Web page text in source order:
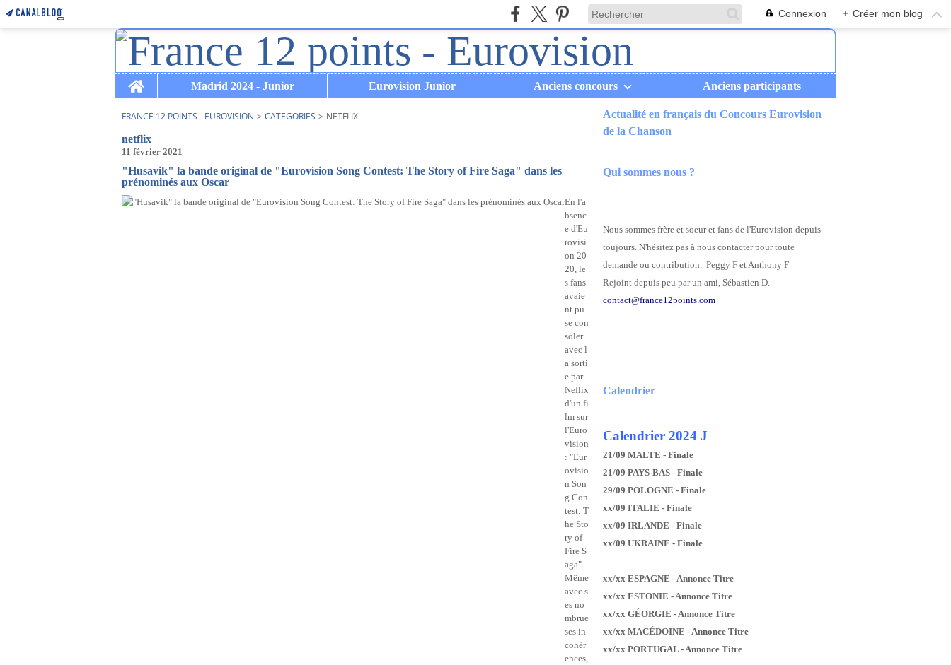
Connexion + Créer mon blog
Home
Madrid 2024 - Junior Eurovision Junior Anciens concours Anciens participants
FRANCE 12 POINTS - EUROVISION > CATEGORIES > NETFLIX
netflix
11 février 2021
"Husavik" la bande original de "Eurovision Song Contest: The Story of Fire Saga" dans les
prénominés aux Oscar
En l'a
bsenc
e d'Eu
rovisi
on 20
20, le
s fans
avaie
nt pu
se con
soler
avec l
a sorti
e par
Neflix
d'un fi
lm sur
l'Euro
vision
: "Eur
ovisio
n Son
g Con
test: T
he Sto
ry of
Fire S
aga".
Même
avec s
es no
mbrue
ses in
cohér
ences,
Actualité en français du Concours Eurovision
de la Chanson
Qui sommes nous ?
Nous sommes frère et soeur et fans de l'Eurovision depuis
toujours. N'hésitez pas à nous contacter pour toute
demande ou contribution. Peggy F et Anthony F
Rejoint depuis peu par un ami, Sébastien D.
contact@france12points.com
Calendrier
Calendrier 2024 J
21/09 MALTE - Finale
21/09 PAYS-BAS - Finale
29/09 POLOGNE - Finale
xx/09 ITALIE - Finale
xx/09 IRLANDE - Finale
xx/09 UKRAINE - Finale
xx/xx ESPAGNE - Annonce Titre
xx/xx ESTONIE - Annonce Titre
xx/xx GÉORGIE - Annonce Titre
xx/xx MACÉDOINE - Annonce Titre
xx/xx PORTUGAL - Annonce Titre